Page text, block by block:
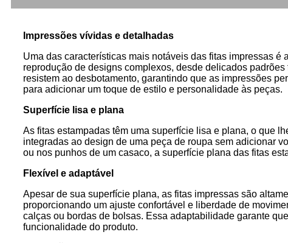
Impressões vívidas e detalhadas
Uma das características mais notáveis ​​das fitas impressas
reprodução de designs complexos, desde delicados
resistem ao desbotamento, garantindo que as impressões
para adicionar um toque de estilo e personalidade às peças.
Superfície lisa e plana
As fitas estampadas têm uma superfície lisa e plana, o que
integradas ao design de uma peça de roupa sem adicionar
ou nos punhos de um casaco, a superfície plana das fitas
Flexível e adaptável
Apesar de sua superfície plana, as fitas impressas são
proporcionando um ajuste confortável e liberdade de
calças ou bordas de bolsas. Essa adaptabilidade garante
funcionalidade do produto.